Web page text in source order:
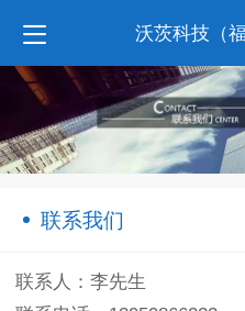
沃茨科技（
联系我们
联系人：李先生